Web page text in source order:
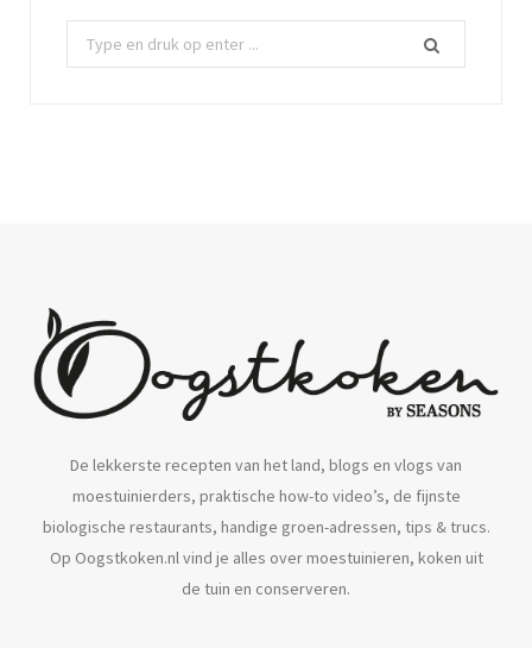
o
De lekkerste recepten van het land, blogs en vlogs van
moestuinierders, praktische how-to video’s, de fijnste
biologische restaurants, handige groen-adressen, tips & trucs.
Op Oogstkoken.nl vind je alles over moestuinieren, koken uit
de tuin en conserveren.